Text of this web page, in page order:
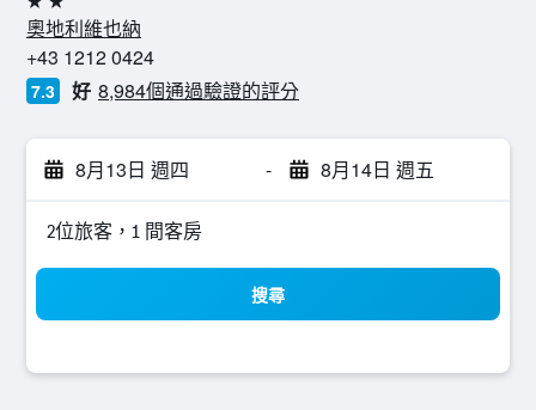
2星級
奧地利維也納
+43 1212 0424
7.3 好 8,984個通過驗證的評分
8月13日 週四 - 8月14日 週五
2位旅客，1 間客房
搜尋